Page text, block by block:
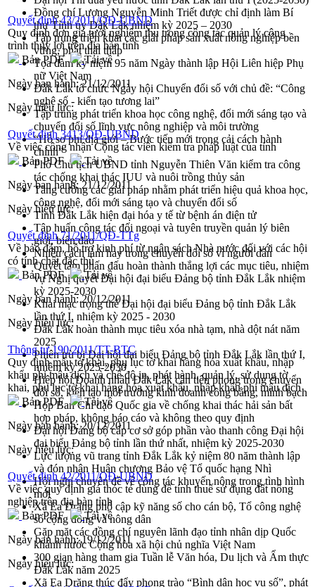
Đồng chí Lương Nguyễn Minh Triết được chỉ định làm Bí
thư Tỉnh ủy Đắk Lắk nhiệm kỳ 2025 – 2030
Tập trung triển khai các giải pháp sản xuất nông nghiệp bền
vững, phát thải thấp
Tọa đàm kỷ niệm 95 năm Ngày thành lập Hội Liên hiệp Phụ
nữ Việt Nam
Đắk Lắk tổ chức Ngày hội Chuyển đổi số với chủ đề: “Công
nghệ số - kiến tạo tương lai”
Tập trung phát triển khoa học công nghệ, đổi mới sáng tạo và
chuyển đổi số lĩnh vực nông nghiệp và môi trường
“Hồ sơ phi địa giới – Bước tiến mới trong cải cách hành
chính”
Phó Chủ tịch UBND tỉnh Nguyễn Thiên Văn kiểm tra công
tác chống khai thác IUU và nuôi trồng thủy sản
Tăng cường các giải pháp nhằm phát triển hiệu quả khoa học,
công nghệ, đổi mới sáng tạo và chuyển đổi số
Tỉnh Đắk Lắk hiện đại hóa y tế từ bệnh án điện tử
Tập huấn công tác đối ngoại và tuyên truyền quản lý biên
giới, biển đảo
Nhiều cách làm hay trong chuyển đổi số vì người dân
Quyết tâm phấn đấu hoàn thành thắng lợi các mục tiêu, nhiệm
vụ Nghị quyết Đại hội đại biểu Đảng bộ tỉnh Đắk Lắk nhiệm
kỳ 2025-2030
Khai mạc trọng thể Đại hội đại biểu Đảng bộ tỉnh Đắk Lắk
lần thứ I, nhiệm kỳ 2025 - 2030
Đắk Lắk hoàn thành mục tiêu xóa nhà tạm, nhà dột nát năm
2025
Phiên trù bị Đại hội đại biểu Đảng bộ tỉnh Đắk Lắk lần thứ I,
nhiệm kỳ 2025-2030
Hiệp hội Doanh nhân Đắk Lắk cần tiên phong trong chuyển
đổi số, kiến tạo môi trường kinh doanh công bằng, minh bạch
Họp Ban Chỉ đạo Quốc gia về chống khai thác hải sản bất
hợp pháp, không báo cáo và không theo quy định
Đại hội Đảng bộ cấp cơ sở góp phần vào thanh công Đại hội
đại biểu Đảng bộ tỉnh lần thứ nhất, nhiệm kỳ 2025-2030
Lực lượng vũ trang tỉnh Đắk Lắk kỷ niệm 80 năm thành lập
và đón nhận Huân chương Bảo vệ Tổ quốc hạng Nhì
Hội nghị chuyên đề về công tác khuyến nông trong tình hình
mới
Xã Ea Drăng phổ cập kỹ năng số cho cán bộ, Tổ công nghệ
số cộng đồng và nông dân
Gặp mặt các đồng chí nguyên lãnh đạo tỉnh nhân dịp Quốc
khánh nước Cộng hòa xã hội chủ nghĩa Việt Nam
300 gian hàng tham gia Tuần lễ Văn hóa, Du lịch và Ẩm thực
Đắk Lắk năm 2025
Xã Ea Drăng thúc đẩy phong trào “Bình dân học vụ số”, phát
Quyết định 43/2011/QĐ-UBND
Quy định đơn giá tưới nghiệm thu trong công tác quản lý công
trình thủy lợi trên địa bàn tỉnh
Bản PDF
Tải về
Ngày ban hành:21/12/2011
Ngày hiệu lực:
Quyết định 3413/QĐ-UBND
Về việc công nhận Cộng tác viên kiểm tra pháp luật của tỉnh
Bản PDF
Tải về
Ngày ban hành:21/12/2011
Ngày hiệu lực:
Quyết định 71/2011/QĐ-TTg
Về bảo đảm, hỗ trợ kinh phí từ ngân sách Nhà nước đối với các hội
có tính chất đặc thù
Bản PDF
Tải về
Ngày ban hành:20/12/2011
Ngày hiệu lực:
Thông tư 190/2011/TT-BTC
Quy định mẫu tờ khai, phụ lục tờ khai hàng hóa xuất khẩu, nhập
khẩu phi mậu dịch và chế độ in, phát hành, quản lý, sử dụng tờ
khai, phụ lục tờ khai hàng hóa xuất khẩu, nhập khẩu phi mậu dịch
Bản PDF
Tải về
Ngày ban hành:20/12/2011
Ngày hiệu lực:
Quyết định 42/2011/QĐ-UBND
Về việc quy định giá thóc tẻ dùng để tính thuế sử dụng đất nông
nghiệp trên địa bàn tỉnh
Bản PDF
Tải về
Ngày ban hành:19/12/2011
Ngày hiệu lực: